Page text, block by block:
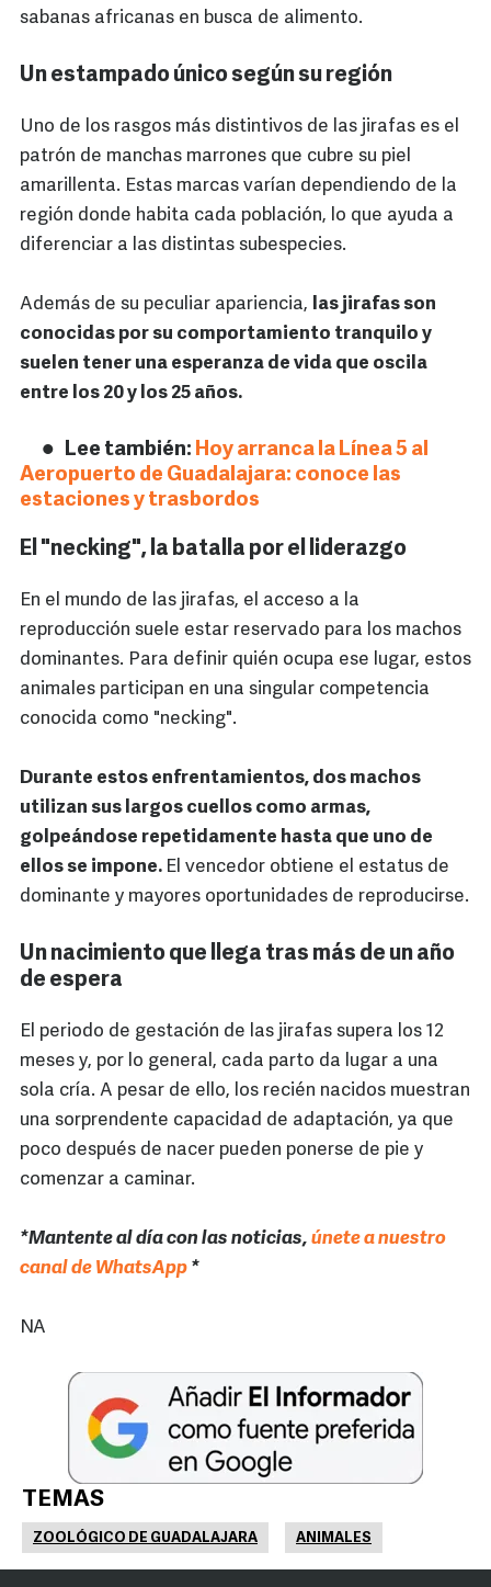
sabanas africanas en busca de alimento.
Un estampado único según su región
Uno de los rasgos más distintivos de las jirafas es el
patrón de manchas marrones que cubre su piel
amarillenta. Estas marcas varían dependiendo de la
región donde habita cada población, lo que ayuda a
diferenciar a las distintas subespecies.
Además de su peculiar apariencia,
las jirafas son
conocidas por su comportamiento tranquilo y
suelen tener una esperanza de vida que oscila
entre los 20 y los 25 años.
Lee también: Hoy arranca la Línea 5 al
Aeropuerto de Guadalajara: conoce las
estaciones y trasbordos
El "necking", la batalla por el liderazgo
En el mundo de las jirafas, el acceso a la
reproducción suele estar reservado para los machos
dominantes. Para definir quién ocupa ese lugar, estos
animales participan en una singular competencia
conocida como "necking".
Durante estos enfrentamientos, dos machos
utilizan sus largos cuellos como armas,
golpeándose repetidamente hasta que uno de
ellos se impone. El vencedor obtiene el estatus de
dominante y mayores oportunidades de reproducirse.
Un nacimiento que llega tras más de un año
de espera
El periodo de gestación de las jirafas supera los 12
meses y, por lo general, cada parto da lugar a una
sola cría. A pesar de ello, los recién nacidos muestran
una sorprendente capacidad de adaptación, ya que
poco después de nacer pueden ponerse de pie y
comenzar a caminar.
*Mantente al día con las noticias, únete a nuestro
canal de WhatsApp *
NA
TEMAS
ZOOLÓGICO DE GUADALAJARA ANIMALES